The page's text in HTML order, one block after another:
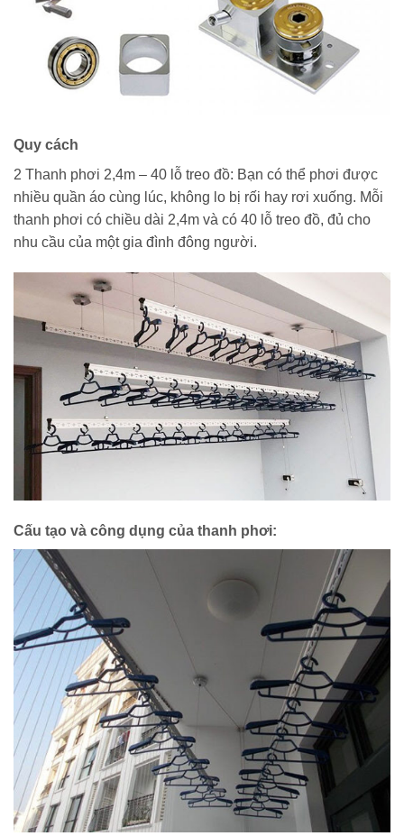
Quy cách
2 Thanh phơi 2,4m – 40 lỗ treo đồ: Bạn có thể phơi được
nhiều quần áo cùng lúc, không lo bị rối hay rơi xuống. Mỗi
thanh phơi có chiều dài 2,4m và có 40 lỗ treo đồ, đủ cho
nhu cầu của một gia đình đông người.
Cấu tạo và công dụng của thanh phơi: